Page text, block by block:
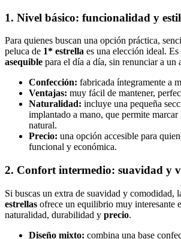
1. Nivel básico: funcionalidad y
Para quienes buscan una opción práctica,
peluca de 1* estrella es una elección ideal.
asequible para el día a día, sin renunciar a un
Confección: fabricada íntegramente a
Ventajas: muy fácil de mantener,
Naturalidad: incluye una pequeña
implantado a mano, que permite
natural.
Precio: una opción accesible para
funcional y económica.
2. Confort intermedio: suavidad y
Si buscas un extra de suavidad y comodidad,
estrellas ofrece un equilibrio muy interesante
naturalidad, durabilidad y precio.
Diseño mixto: combina una base